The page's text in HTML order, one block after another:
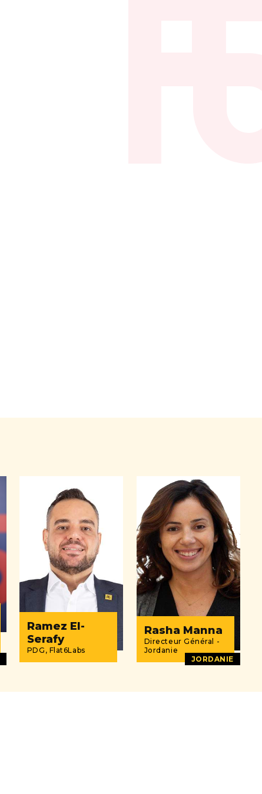
Ramez El-
Serafy
PDG, Flat6Labs
Rasha Manna
Directeur Général -
Jordanie
JORDANIE